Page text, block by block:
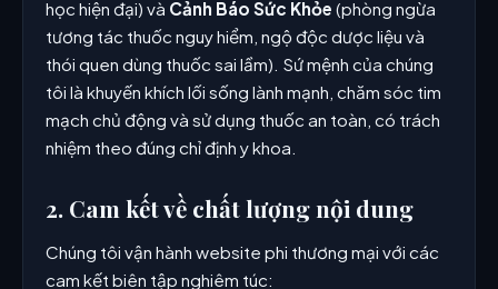
học hiện đại) và Cảnh Báo Sức Khỏe (phòng ngừa
tương tác thuốc nguy hiểm, ngộ độc dược liệu và
thói quen dùng thuốc sai lầm). Sứ mệnh của chúng
tôi là khuyến khích lối sống lành mạnh, chăm sóc tim
mạch chủ động và sử dụng thuốc an toàn, có trách
nhiệm theo đúng chỉ định y khoa.
2. Cam kết về chất lượng nội dung
Chúng tôi vận hành website phi thương mại với các
cam kết biên tập nghiêm túc: